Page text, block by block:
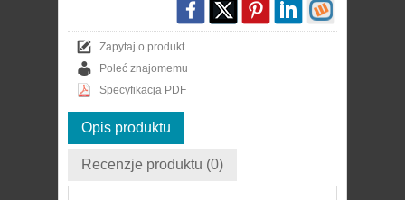
Zapytaj o produkt
Poleć znajomemu
Specyfikacja PDF
Opis produktu
Recenzje produktu (0)